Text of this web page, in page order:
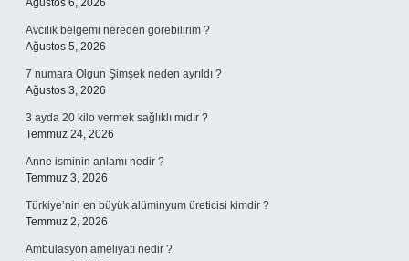
Ağustos 6, 2026
Avcılık belgemi nereden görebilirim ?
Ağustos 5, 2026
7 numara Olgun Şimşek neden ayrıldı ?
Ağustos 3, 2026
3 ayda 20 kilo vermek sağlıklı mıdır ?
Temmuz 24, 2026
Anne isminin anlamı nedir ?
Temmuz 3, 2026
Türkiye’nin en büyük alüminyum üreticisi kimdir ?
Temmuz 2, 2026
Ambulasyon ameliyatı nedir ?